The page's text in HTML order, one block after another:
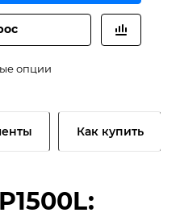
опции
Как купить